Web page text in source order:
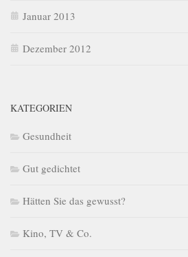
Januar 2013
Dezember 2012
KATEGORIEN
Gesundheit
Gut gedichtet
Hätten Sie das gewusst?
Kino, TV & Co.